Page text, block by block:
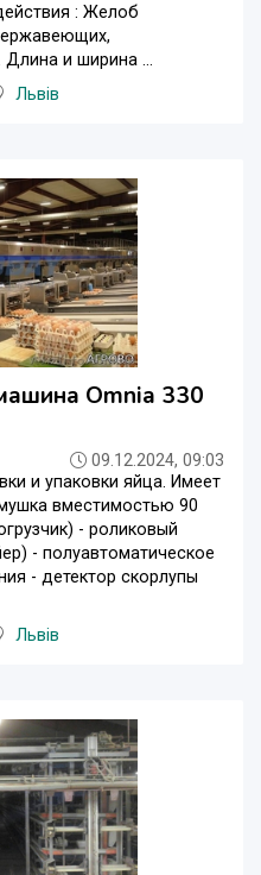
: Желоб
Длина и ширина ...
Львів
Omnia 330
09.12.2024, 09:03
и упаковки яйца. Имеет
вместимостью 90
- роликовый
- полуавтоматическое
- детектор скорлупы
Львів